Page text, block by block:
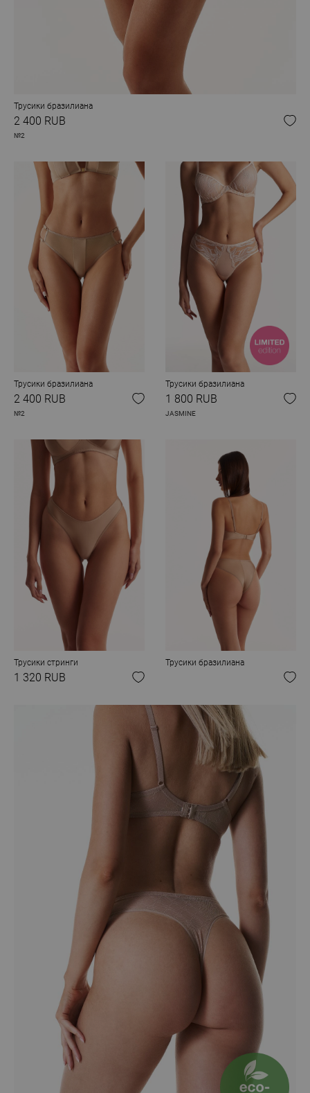
Трусики бразилиана
2 400 RUB
№2
Трусики бразилиана
2 400 RUB
№2
Трусики бразилиана
1 800 RUB
JASMINE
Трусики стринги
1 320 RUB
Трусики бразилиана